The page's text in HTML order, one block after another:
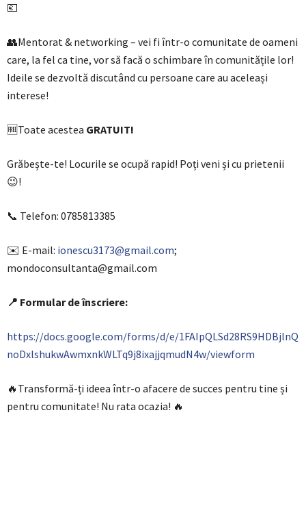
💶
👥Mentorat & networking – vei fi într-o comunitate de oameni
care, la fel ca tine, vor să facă o schimbare în comunitățile lor!
Ideile se dezvoltă discutând cu persoane care au aceleași
interese!
🆓Toate acestea GRATUIT!
Grăbește-te! Locurile se ocupă rapid! Poți veni și cu prietenii
😉!
📞 Telefon: 0785813385
✉️ E-mail: ionescu3173@gmail.com;
mondoconsultanta@gmail.com
📍 Formular de înscriere:
https://docs.google.com/forms/d/e/1FAIpQLSd28RS9HDBjlnQ
noDxlshukwAwmxnkWLTq9j8ixajjqmudN4w/viewform
🔥Transformă-ți ideea într-o afacere de succes pentru tine și
pentru comunitate! Nu rata ocazia! 🔥